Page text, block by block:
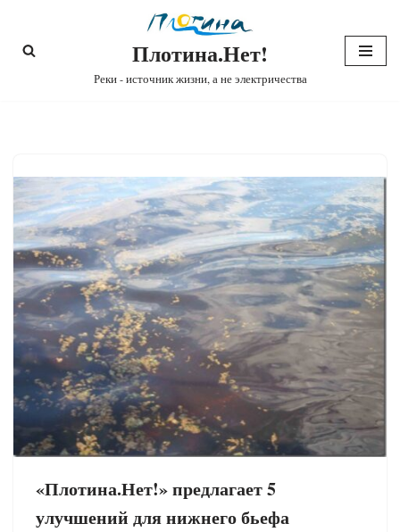
Перейти
Плотина.Нет!
Реки - источник жизни, а не электричества
«Плотина.Нет!» предлагает 5
улучшений для нижнего бьефа